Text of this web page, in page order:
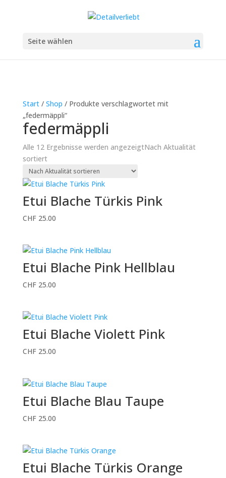
Seite wählen
Start/ Shop / Produkte verschlagwortet mit
„federmäppli“
federmäppli
Alle 12 Ergebnisse werden angezeigtNach Aktualität
sortiert
Etui Blache Türkis Pink
CHF25.00
Etui Blache Pink Hellblau
CHF25.00
Etui Blache Violett Pink
CHF25.00
Etui Blache Blau Taupe
CHF25.00
Etui Blache Türkis Orange